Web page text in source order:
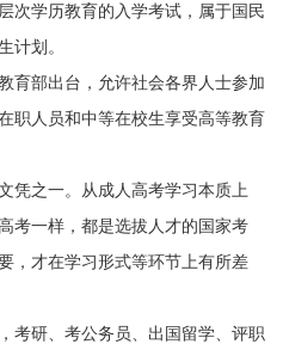
次学历教育的入学考试，属于国民
计划。
育部出台，允许社会各界人士参加
职人员和中等在校生享受高等教育
凭之一。从成人高考学习本质上
考一样，都是选拔人才的国家考
，才在学习形式等环节上有所差
考研、考公务员、出国留学、评职